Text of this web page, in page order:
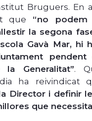
Bruguers. En
que “no
la segona
Gavà Mar, hi
pendent
Generalitat”.
ha reivindicat
Director i definir
que